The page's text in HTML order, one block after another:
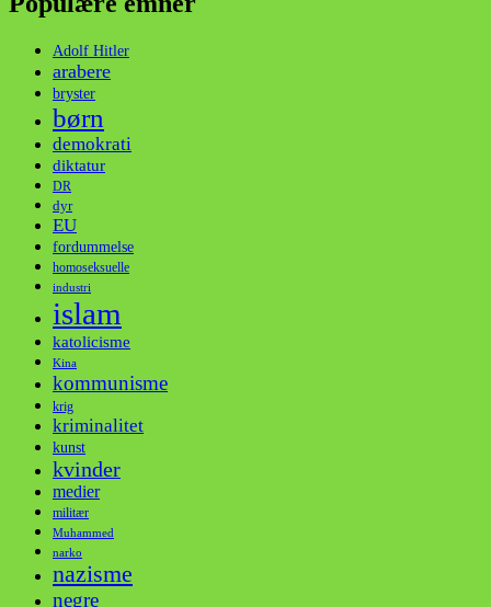
Adolf Hitler
arabere
bryster
børn
demokrati
diktatur
DR
dyr
EU
fordummelse
homoseksuelle
industri
islam
katolicisme
Kina
kommunisme
krig
kriminalitet
kunst
kvinder
medier
militær
Muhammed
narko
nazisme
negre